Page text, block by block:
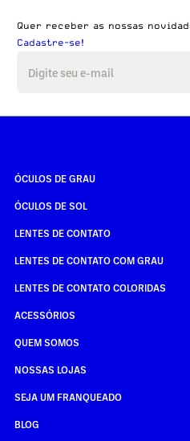
Quer receber as nossas
Cadastre-se!
ÓCULOS DE GRAU
ÓCULOS DE SOL
LENTES DE CONTATO
LENTES DE CONTATO COM GRAU
LENTES DE CONTATO COLORIDAS
ACESSÓRIOS
QUEM SOMOS
NOSSAS LOJAS
SEJA UM FRANQUEADO
BLOG